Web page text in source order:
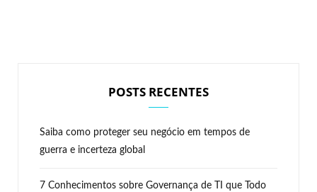
POSTS RECENTES
Saiba como proteger seu negócio em tempos de
guerra e incerteza global
7 Conhecimentos sobre Governança de TI que Todo